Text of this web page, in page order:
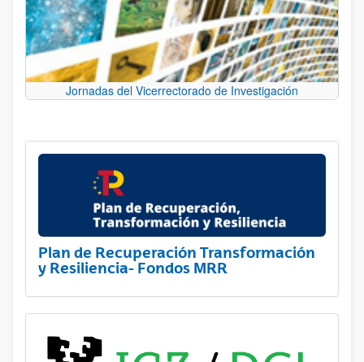
Jornadas del Vicerrectorado de Investigación
Plan de Recuperación Transformación
y Resiliencia- Fondos MRR